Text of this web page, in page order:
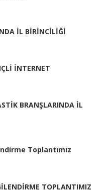
İL BİRİNCİLİĞİ
İNTERNET
BRANŞLARINDA İL
Toplantımız
TOPLANTIMIZ